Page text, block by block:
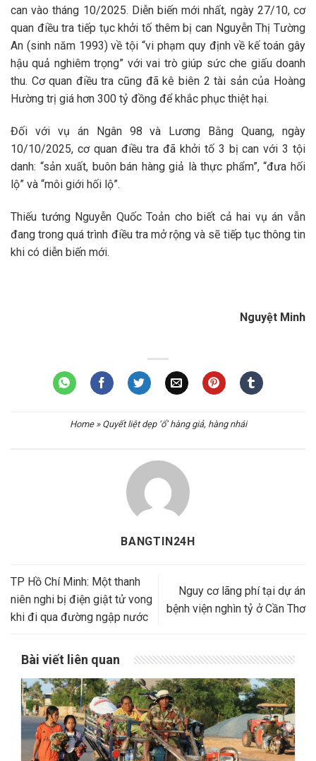
can vào tháng 10/2025. Diễn biến mới nhất, ngày 27/10, cơ
quan điều tra tiếp tục khởi tố thêm bị can Nguyễn Thị Tường
An (sinh năm 1993) về tội “vi phạm quy định về kế toán gây
hậu quả nghiêm trọng” với vai trò giúp sức che giấu doanh
thu. Cơ quan điều tra cũng đã kê biên 2 tài sản của Hoàng
Hường trị giá hơn 300 tỷ đồng để khắc phục thiệt hại.
Đối với vụ án Ngân 98 và Lương Bằng Quang, ngày
10/10/2025, cơ quan điều tra đã khởi tố 3 bị can với 3 tội
danh: “sản xuất, buôn bán hàng giả là thực phẩm”, “đưa hối
lộ” và “môi giới hối lộ”.
Thiếu tướng Nguyễn Quốc Toản cho biết cả hai vụ án vẫn
đang trong quá trình điều tra mở rộng và sẽ tiếp tục thông tin
khi có diễn biến mới.
Nguyệt Minh
Home» Quyết liệt dẹp ‘ổ’ hàng giả, hàng nhái
BANGTIN24H
TP Hồ Chí Minh: Một thanh
niên nghi bị điện giật tử vong
khi đi qua đường ngập nước
Nguy cơ lãng phí tại dự án
bệnh viện nghìn tỷ ở Cần Thơ
Bài viết liên quan